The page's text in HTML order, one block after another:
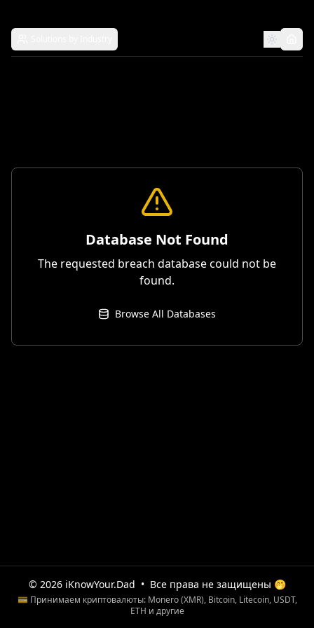
Database Not Found
The requested breach database could not be
found.
Browse All Databases
© 2026 iKnowYour.Dad • Все права не защищены 🤭
💳 Принимаем криптовалюты: Monero (XMR), Bitcoin, Litecoin, USDT,
ETH и другие